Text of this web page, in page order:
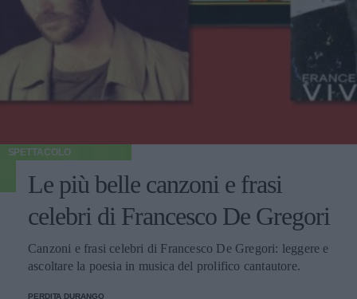
SPETTACOLO
Le più belle canzoni e frasi
celebri di Francesco De Gregori
Canzoni e frasi celebri di Francesco De Gregori: leggere e
ascoltare la poesia in musica del prolifico cantautore.
PERDITA DURANGO